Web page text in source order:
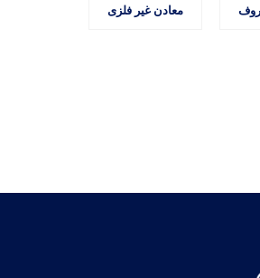
معادن غیر فلزی